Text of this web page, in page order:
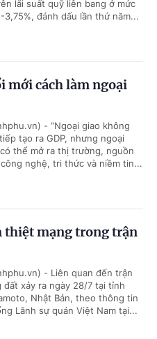
lãi suất quỹ liên bang ở mức
3,75%, đánh dấu lần thứ năm...
mới cách làm ngoại
- “Ngoại giao không
tạo ra GDP, nhưng ngoại
thể mở ra thị trường, nguồn
nghệ, tri thức và niềm tin...
thiệt mạng trong trận
- Liên quan đến trận
đất xảy ra ngày 28/7 tại tỉnh
Nhật Bản, theo thông tin
Lãnh sự quán Việt Nam tại...